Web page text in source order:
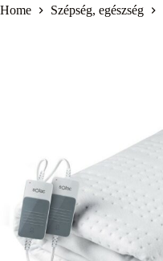
Home Szépség, egészség